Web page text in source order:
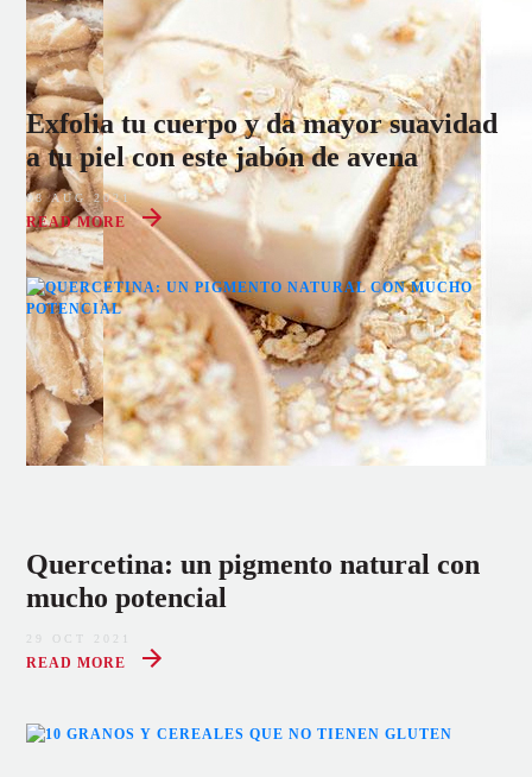
Exfolia tu cuerpo y da mayor suavidad
a tu piel con este jabón de avena
08 AUG 2021
READ MORE
Quercetina: un pigmento natural con
mucho potencial
29 OCT 2021
READ MORE